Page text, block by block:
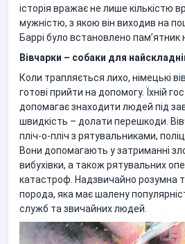
історія вражає не лише кількістю
мужністю, з якою він виходив на
Баррі було встановлено пам’ятник
Вівчарки – собаки для
Коли трапляється лихо, німецькі
готові прийти на допомогу. Їхній
допомагає знаходити людей під
швидкість – долати перешкоди.
пліч-о-пліч з рятувальниками,
Вони допомагають у затриманні
вибухівки, а також рятувальних
катастроф. Надзвичайно розумна
порода, яка має шалену
служб та звичайних людей.